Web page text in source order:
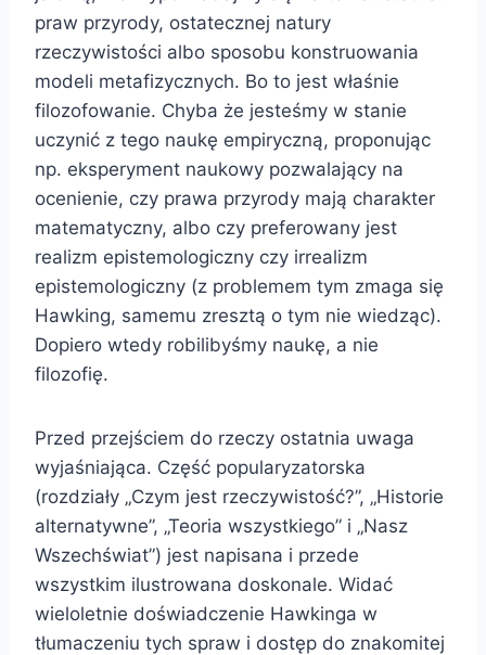
praw przyrody, ostatecznej natury
rzeczywistości albo sposobu konstruowania
modeli metafizycznych. Bo to jest właśnie
filozofowanie. Chyba że jesteśmy w stanie
uczynić z tego naukę empiryczną, proponując
np. eksperyment naukowy pozwalający na
ocenienie, czy prawa przyrody mają charakter
matematyczny, albo czy preferowany jest
realizm epistemologiczny czy irrealizm
epistemologiczny (z problemem tym zmaga się
Hawking, samemu zresztą o tym nie wiedząc).
Dopiero wtedy robilibyśmy naukę, a nie
filozofię.
Przed przejściem do rzeczy ostatnia uwaga
wyjaśniająca. Część popularyzatorska
(rozdziały „Czym jest rzeczywistość?”, „Historie
alternatywne”, „Teoria wszystkiego” i „Nasz
Wszechświat”) jest napisana i przede
wszystkim ilustrowana doskonale. Widać
wieloletnie doświadczenie Hawkinga w
tłumaczeniu tych spraw i dostęp do znakomitej